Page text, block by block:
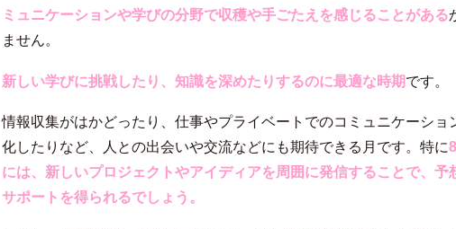
ミュニケーションや学びの分野で収穫や手ごたえを感じることがある
ません。
新しい学びに挑戦したり、知識を深めたりするのに最適な時期です。
情報収集がはかどったり、仕事やプライベートでのコミュニケーショ
化したりなど、人との出会いや交流などにも期待できる月です。特に
には、新しいプロジェクトやアイディアを周囲に発信することで、予
サポートを得られるでしょう。